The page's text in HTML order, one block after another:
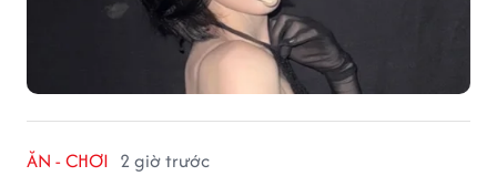
ĂN - CHƠI 2 giờ trước